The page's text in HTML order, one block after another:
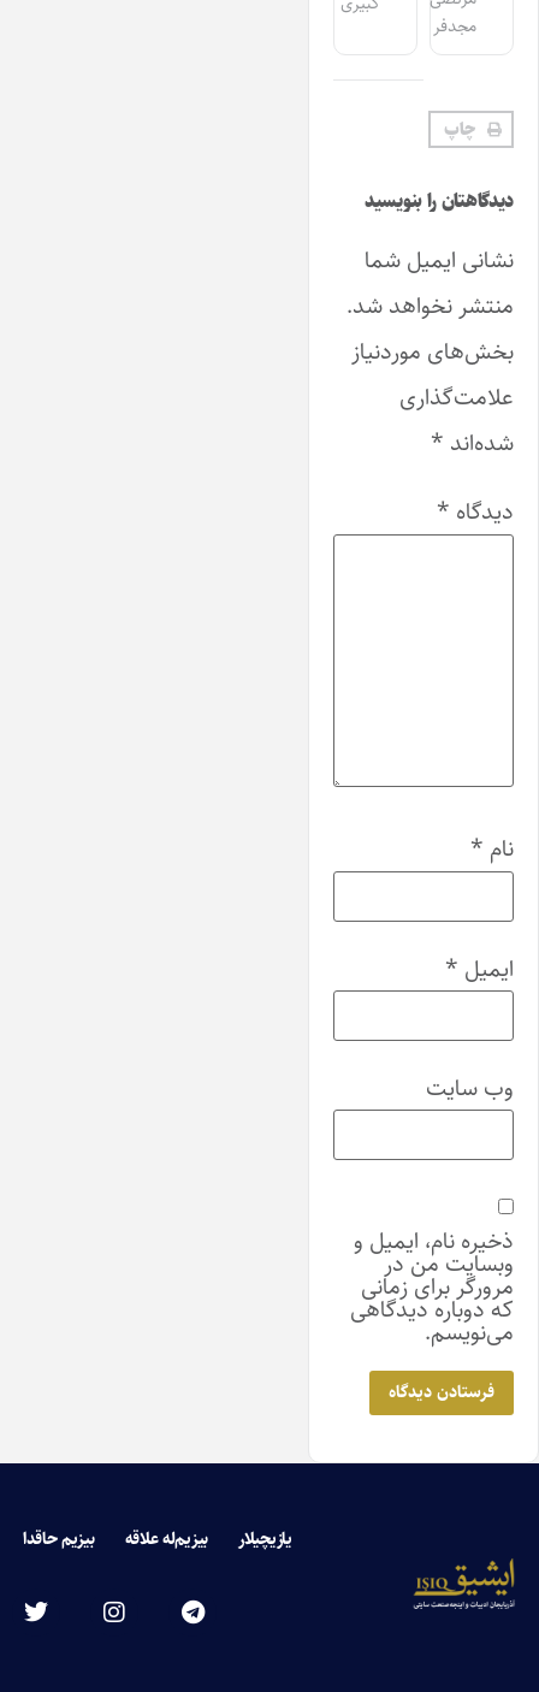
مجدفر
چاپ
دیدگاهتان را بنویسید
نشانی ایمیل شما
منتشر نخواهد شد.
بخش‌های موردنیاز
علامت‌گذاری
شده‌اند *
دیدگاه *
نام *
ایمیل *
وب‌ سایت
ذخیره نام، ایمیل و
وبسایت من در
مرورگر برای زمانی
که دوباره دیدگاهی
می‌نویسم.
یازیچیلار بیزیم‌له علاقه بیزیم حاقدا